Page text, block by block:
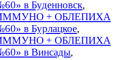
в Буденновск,
+ ОБЛЕПИХА
в Бурлацкое,
+ ОБЛЕПИХА
в Винсады,